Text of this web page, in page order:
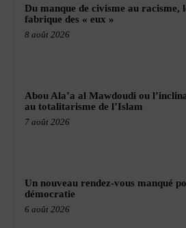
Du manque de civisme au racisme,
fabrique des « eux »
8 août 2026
Abou Ala’a al Mawdoudi ou
au totalitarisme de l’Islam
7 août 2026
Un nouveau rendez-vous manqué
démocratie
6 août 2026